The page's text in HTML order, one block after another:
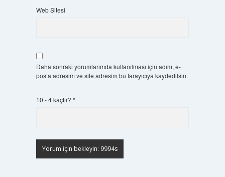
Web Sitesi
Daha sonraki yorumlarımda kullanılması için adım, e-
posta adresim ve site adresim bu tarayıcıya kaydedilsin.
10 - 4 kaçtır? *